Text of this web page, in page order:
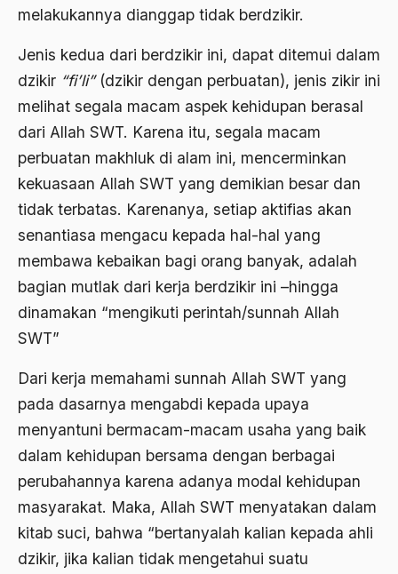
melakukannya dianggap tidak berdzikir.
Jenis kedua dari berdzikir ini, dapat ditemui dalam
dzikir “fi’li”(dzikir dengan perbuatan), jenis zikir ini
melihat segala macam aspek kehidupan berasal
dari Allah SWT. Karena itu, segala macam
perbuatan makhluk di alam ini, mencerminkan
kekuasaan Allah SWT yang demikian besar dan
tidak terbatas. Karenanya, setiap aktifias akan
senantiasa mengacu kepada hal-hal yang
membawa kebaikan bagi orang banyak, adalah
bagian mutlak dari kerja berdzikir ini –hingga
dinamakan “mengikuti perintah/sunnah Allah
SWT”
Dari kerja memahami sunnah Allah SWT yang
pada dasarnya mengabdi kepada upaya
menyantuni bermacam-macam usaha yang baik
dalam kehidupan bersama dengan berbagai
perubahannya karena adanya modal kehidupan
masyarakat. Maka, Allah SWT menyatakan dalam
kitab suci, bahwa “bertanyalah kalian kepada ahli
dzikir, jika kalian tidak mengetahui suatu
2000
1998
1997
1995
1994
1993
1992
1991
1990
1989
1988
1987
1986
1985
Abu Hanifah
abu jihad
Abu Sangkan
Abu Zayd
Aceh
Ad-daulah
Adagium
adat
Adat dan Syari'at
Adat Pra-Islam
Adi Sasono
Adil dan Makmur
Adipati Unus
Administrasi Negara